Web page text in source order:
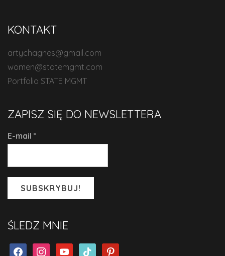
KONTAKT
artychagnes@gmail.com
women@statemgmt.com
Portfolio STATE MGMT
ZAPISZ SIĘ DO NEWSLETTERA
E-mail *
ŚLEDZ MNIE
facebookinstagramyoutubetiktok pinterest